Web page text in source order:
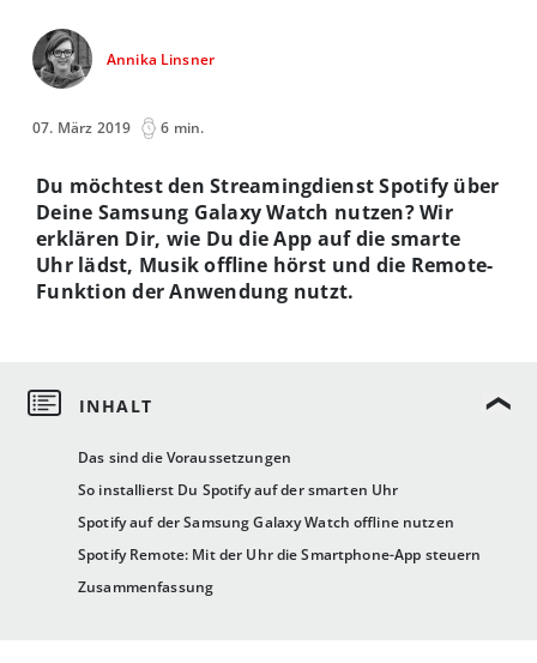
Annika Linsner
07. März 2019 6 min.
Das sind die Voraussetzungen
So installierst Du Spotify auf der smarten Uhr
Spotify auf der Samsung Galaxy Watch offline nutzen
Spotify Remote: Mit der Uhr die Smartphone-App steuern
Zusammenfassung
Du möchtest den Streamingdienst Spotify über
Deine Samsung Galaxy Watch nutzen? Wir
erklären Dir, wie Du die App auf die smarte
Uhr lädst, Musik offline hörst und die Remote-
Funktion der Anwendung nutzt.